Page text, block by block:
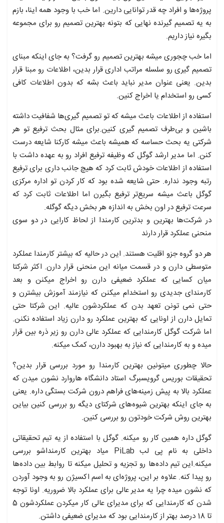
پروژه‌ها و افراد چه قدر توانایی دارین. اما خب با وجود همه اینا، بازم
به یه تصمیم گیرنده نهایی که بتونه بهترین تصمیم رو برای مجموعه
بگیره نیاز داریم.
اما خب چجوری میشه بهترین تصمیم رو گرفت؟ به جای اینکه مبنای
تصمیم گیری رو سلسله مراتب اداری قرار بدین، اطلاعات رو مبنا قرار
بدین. یعنی عنوان مدیر نباید باعث بشه که بدون اطلاعات کافی
کسی رو استخدام یا اخراج کنین.
استفاده از اطلاعات باعث میشه که تو تصمیم گیری‌ها شفافیت داشته
باشین و بی‌طرف تصمیم گیری کنین.برای مثال بحث ترفیع تو هر
شرکتی یه بحث حساسه که همیشه باعث میشه کارکنا شایعه درست
کنن. اما مدیر ارشد گوگل که وظیفه ترفیع افراد رو به عهده داشت با
استفاده از اطلاعات خودش ثابت کرد که هیچ جانب داری برای ترفیع
رتبه وجود نداره. حتی شایعه شده بود که کار کردن تو اداره مرکزی
گوگل باعث میشه سریع‌تر ترفیع بگیرن اما اطلاعات ثابت کرد که
سرعت ترفیع در اون بخش به اندازه هر بخش دیگه گوگله.
در شرکت‌ها بهترین و بدترین کارمندا از لحاظ کارایی در دو سوی
منحنی عملکرد قرار دارند
هر دو گروه جزو اقلیت هستند. این در حالیه که بیشتر کارمندا عملکرد
متوسطی دارن و در قسمت میانه این منحنی قرار دارن. اکثر شرکتا
میان کسایی که عملکرد ضعیفی دارن رو اخراج میکنن و بعد
کارمندای جدیدی رو استخدام میکنن که نیازمند آموزش بیشترن و
حتی نمی تونن تعهد بدن که عملکردشون عالیه. این شرکتا حتی
تمایل دارن از اونایی که بهترین عملکرد رو دارن زیاد استفاده نکنن.
اما شرکت گوگل کارمندایی که عملکرد عالی دارن رو زیر ذره بین قرار
میده و به کارمندایی که نیاز به بهبود دارن، کمک میکنه.
حالا چطوری میتونین بهترین کارمندا رو مورد بررسی قرار بدین؟
تحقیقات بوریس گرویسبرگ استاد دانشگاه ‌هاروارد نشون میدن که
عملکرد بالا به پیش زمینه‌های فراهم درون شرکت بستگی داره. یعنی
به جای اینکه بهترین شیوه‌های شرکتای دیگه رو بررسی کنین بیاین
بهترین روش شرکت خودتون رو بررسی کنین.
گوگل داره همین کار رو میکنه. گوگل با استفاده از یه تیم تحقیقاتی
داخلی به نام پی لب PiLab میاد بهترین کارمنداشو بررسی
میکنه.این تیم داده‌ها رو تجزیه و تحلیل میکنه تا روابط بین داده‌ها
رو پیدا کنه. علاوه بر این، پروژه‌ای به اسم اکسیژن رو به وجود آوردن
که نشون میده چرا یه مدیر عالی برای عملکرد بالا ضروریه. اونا توجه
شدن که کارمندایی که برای مدیرای عالی کار میکردن عملکردشون 5
تا 18 درصد بهتر از کارمندایی بود که مدیرای ضعیفی داشتن.